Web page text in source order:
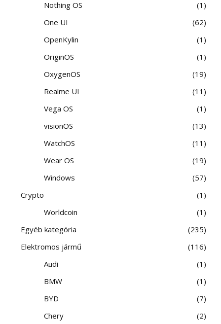
Nothing OS
1
One UI
62
OpenKylin
1
OriginOS
1
OxygenOS
19
Realme UI
11
Vega OS
1
visionOS
13
WatchOS
11
Wear OS
19
Windows
57
Crypto
1
Worldcoin
1
Egyéb kategória
235
Elektromos jármű
116
Audi
1
BMW
1
BYD
7
Chery
2